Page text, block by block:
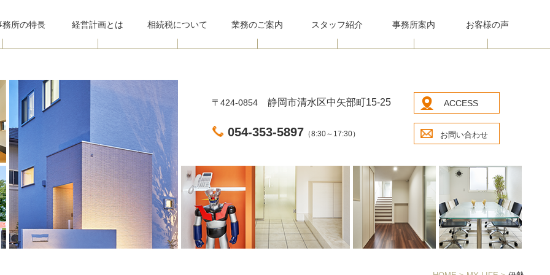
務所の特長 経営計画とは 相続税について 業務のご案内 スタッフ紹介 事務所案内 お客様の声
〒424-0854 静岡市清水区中矢部町15-25 ACCESS
054-353-5897 （8:30～17:30） お問い合わせ